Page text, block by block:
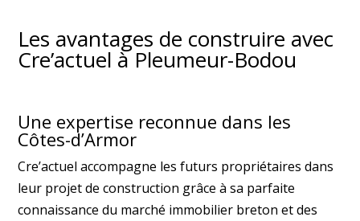
Les avantages de construire avec
Cre’actuel à Pleumeur-Bodou
Une expertise reconnue dans les
Côtes-d’Armor
Cre’actuel accompagne les futurs propriétaires dans
leur projet de construction grâce à sa parfaite
connaissance du marché immobilier breton et des